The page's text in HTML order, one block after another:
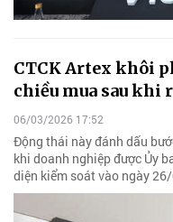
CTCK Artex khôi
chiều mua sau khi
06/03/2026 17:52
Động thái này đánh dấu
khi doanh nghiệp được Ủy
diện kiểm soát vào ngày